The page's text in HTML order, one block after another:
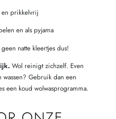
en prikkelvrij
en als pyjama
natte kleertjes dus!
Wol reinigt zichzelf. Even
wassen? Gebruik dan een
een koud wolwasprogramma.